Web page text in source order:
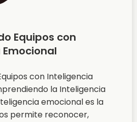
Equipos con
con Inteligencia
la Inteligencia
emocional es la
permite reconocer,